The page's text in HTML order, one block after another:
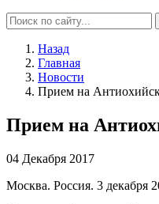
Назад
Главная
Новости
Прием на
Прием на
04 Декабря 2017
Москва. Россия. 3 декабря